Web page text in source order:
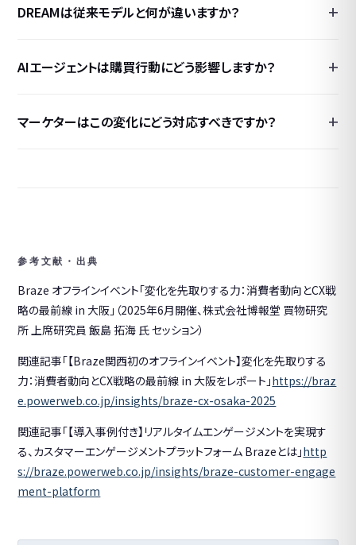
DREAMは従来モデルと何が違いますか？
AIエージェントは購買行動にどう影響しますか？
マーケターはこの変化にどう対応すべきですか？
参考文献・出典
Braze オフラインイベント「変化を先取りする力：消費者動向とCX戦
略の最前線 in 大阪」（2025年6月開催、株式会社博報堂 買物研究
所 上席研究員 飯島 拓海 氏 セッション）
関連記事「【Braze関西初のオフラインイベント】変化を先取りする
力：消費者動向とCX戦略の最前線 in 大阪をレポート」https://braz
e.powerweb.co.jp/insights/braze-cx-osaka-2025
関連記事「【導入事例付き】リアルタイムエンゲージメントを実現す
る、カスタマーエンゲージメントプラットフォーム Brazeとは」http
s://braze.powerweb.co.jp/insights/braze-customer-engage
ment-platform